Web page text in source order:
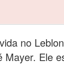
no
Mayer. Ele